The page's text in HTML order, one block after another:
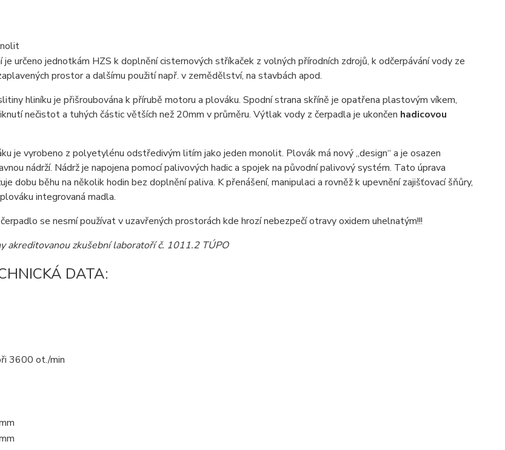
je určeno jednotkám HZS k doplnění cisternových stříkaček z volných přírodních zdrojů, k odčerpávání vody ze
prostor a dalšímu použití např. v zemědělství, na stavbách apod.
hliníku je přišroubována k přírubě motoru a plováku. Spodní strana skříně je opatřena plastovým víkem,
nečistot a tuhých částic větších než 20mm v průměru. Výtlak vody z čerpadla je ukončen hadicovou
je vyrobeno z polyetylénu odstředivým litím jako jeden monolit. Plovák má nový „design“ a je osazen
nádrží. Nádrž je napojena pomocí palivových hadic a spojek na původní palivový systém. Tato úprava
dobu běhu na několik hodin bez doplnění paliva. K přenášení, manipulaci a rovněž k upevnění zajišťovací šňůry,
integrovaná madla.
se nesmí používat v uzavřených prostorách kde hrozí nebezpečí otravy oxidem uhelnatým!!!
akreditovanou zkušební laboratoří č. 1011.2 TÚPO
DATA:
3600 ot./min